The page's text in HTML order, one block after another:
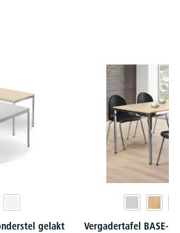
gelakt
Vergadertafel BASE-